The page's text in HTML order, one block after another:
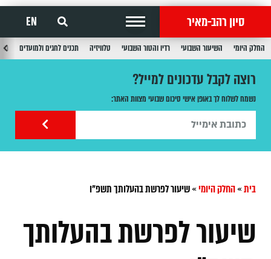
סיון רהב-מאיר EN
החלק היומי השיעור השבועי רדיו והטור השבועי טלוויזיה תכנים לחגים ולמועדים
רוצה לקבל עדכונים למייל?
נשמח לשלוח לך באופן אישי סיכום שבועי מצוות האתר:
בית»החלק היומי»שיעור לפרשת בהעלותך תשפ"ו
שיעור לפרשת בהעלותך